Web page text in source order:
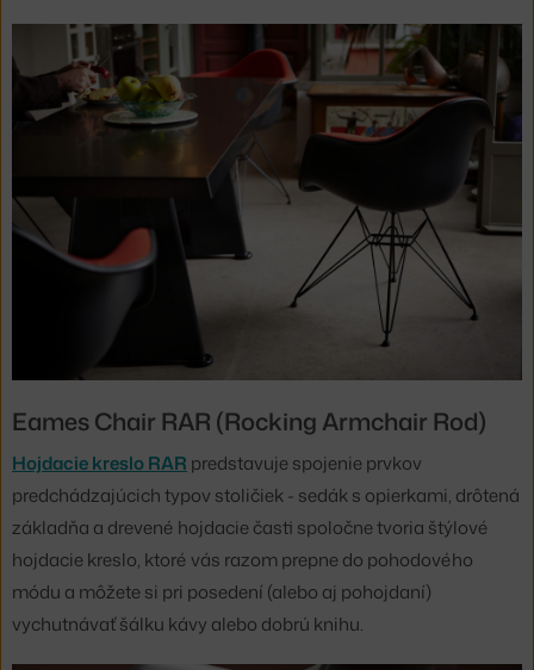
Eames Chair RAR (Rocking Armchair Rod)
Hojdacie kreslo RAR predstavuje spojenie prvkov
predchádzajúcich typov stoličiek - sedák s opierkami, drôtená
základňa a drevené hojdacie časti spoločne tvoria štýlové
hojdacie kreslo, ktoré vás razom prepne do pohodového
módu a môžete si pri posedení (alebo aj pohojdaní)
vychutnávať šálku kávy alebo dobrú knihu.